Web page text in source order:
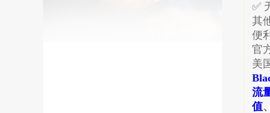
✅
其
便
官
美
流
值、